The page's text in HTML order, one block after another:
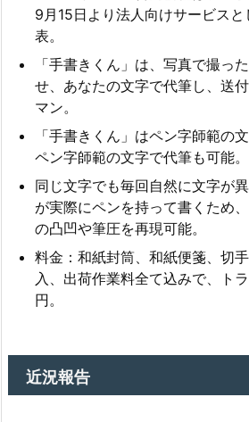
9月15日より法人向けサービス
表。
「手書きくん」は、写真で撮っ
せ、あなたの文字で代筆し、送
マン。
「手書きくん」はペン字師範の
ペン字師範の文字で代筆も可能。
同じ文字でも毎回自然に文字が
が実際にペンを持って書くため
の凸凹や筆圧を再現可能。
料金：和紙封筒、和紙便箋、切
入、出荷作業料全て込みで、ト
円。
近況報告